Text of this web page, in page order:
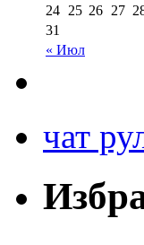
« Июл
24 25 26 27
31
чат